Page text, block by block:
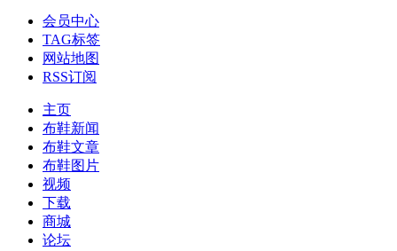
会员中心
TAG标签
网站地图
RSS订阅
主页
布鞋新闻
布鞋文章
布鞋图片
视频
下载
商城
论坛